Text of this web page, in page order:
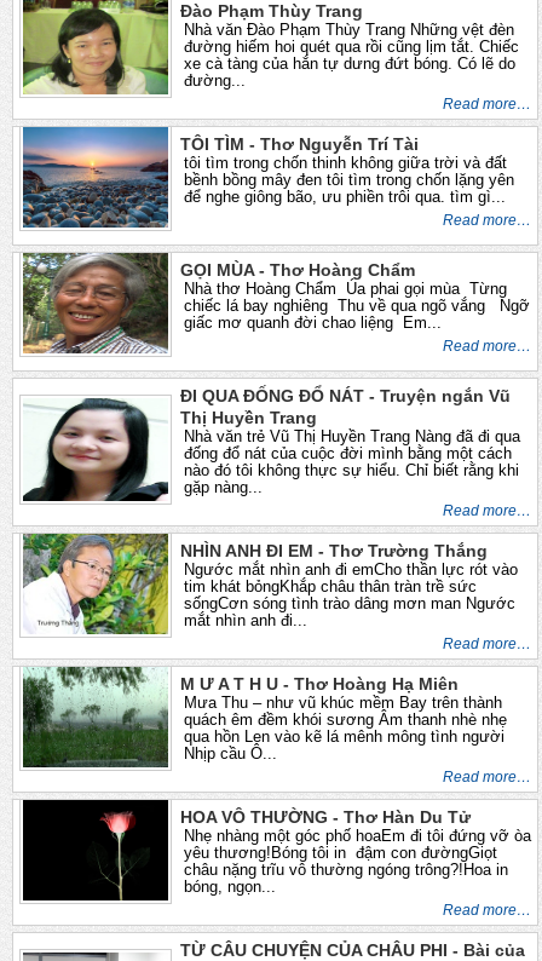
Đào Phạm Thùy Trang
Nhà văn Đào Phạm Thùy Trang Những vệt đèn
đường hiếm hoi quét qua rồi cũng lịm tắt. Chiếc
xe cà tàng của hắn tự dưng đứt bóng. Có lẽ do
đường...
Read more…
TÔI TÌM - Thơ Nguyễn Trí Tài
tôi tìm trong chốn thinh không giữa trời và đất
bềnh bồng mây đen tôi tìm trong chốn lặng yên
để nghe giông bão, ưu phiền trôi qua. tìm gì...
Read more…
GỌI MÙA - Thơ Hoàng Chẩm
Nhà thơ Hoàng Chẩm Úa phai gọi mùa Từng
chiếc lá bay nghiêng Thu về qua ngõ vắng Ngỡ
giấc mơ quanh đời chao liệng Em...
Read more…
ĐI QUA ĐỐNG ĐỔ NÁT - Truyện ngắn Vũ
Thị Huyền Trang
Nhà văn trẻ Vũ Thị Huyền Trang Nàng đã đi qua
đống đổ nát của cuộc đời mình bằng một cách
nào đó tôi không thực sự hiểu. Chỉ biết rằng khi
gặp nàng...
Read more…
NHÌN ANH ĐI EM - Thơ Trường Thắng
Ngước mắt nhìn anh đi emCho thần lực rót vào
tim khát bỏngKhắp châu thân tràn trề sức
sốngCơn sóng tình trào dâng mơn man Ngước
mắt nhìn anh đi...
Read more…
M Ư A T H U - Thơ Hoàng Hạ Miên
Mưa Thu – như vũ khúc mềm Bay trên thành
quách êm đềm khói sương Âm thanh nhè nhẹ
qua hồn Len vào kẽ lá mênh mông tình người
Nhịp cầu Ô...
Read more…
HOA VÔ THƯỜNG - Thơ Hàn Du Tử
Nhẹ nhàng một góc phố hoaEm đi tôi đứng vỡ òa
yêu thương!Bóng tôi in đậm con đườngGiọt
châu nặng trĩu vô thường ngóng trông?!Hoa in
bóng, ngọn...
Read more…
TỪ CÂU CHUYỆN CỦA CHÂU PHI - Bài của